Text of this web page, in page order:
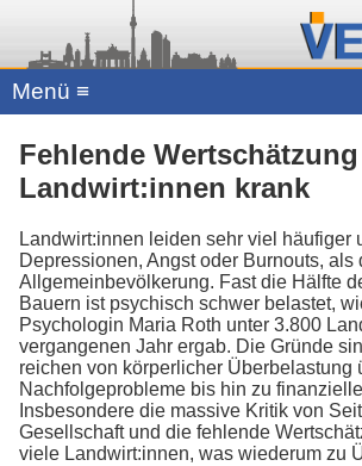
Menü ≡
Fehlende
Landwirt:innen krank
Landwirt:innen leiden sehr viel häufiger
Depressionen, Angst oder Burnouts, als
Allgemeinbevölkerung. Fast die Hälfte
Bauern ist psychisch schwer belastet,
Psychologin Maria Roth unter 3.800
vergangenen Jahr ergab. Die Gründe
reichen von körperlicher Überbelastung
Nachfolgeprobleme bis hin zu
Insbesondere die massive Kritik von
Gesellschaft und die fehlende
viele Landwirt:innen, was wiederum zu